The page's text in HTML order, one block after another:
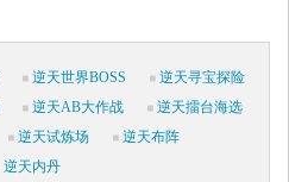
逆天世界BOSS
逆天寻宝探险
逆天AB大作战
逆天擂台海选
逆天试炼场
逆天布阵
逆天内丹